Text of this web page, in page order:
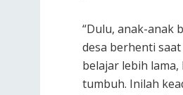
“Dulu, anak-anak
desa berhenti
belajar lebih
tumbuh. Inilah